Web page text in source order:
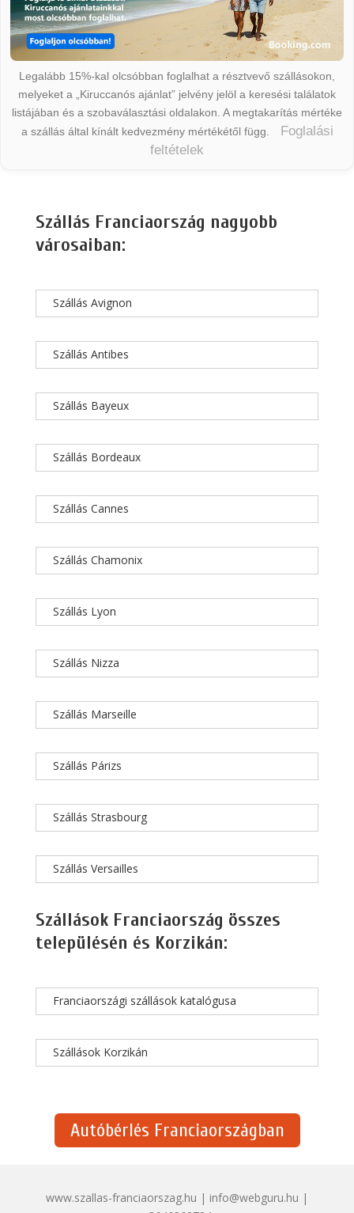
Legalább 15%-kal olcsóbban foglalhat a résztvevő szállásokon,
melyeket a „Kiruccanós ajánlat” jelvény jelöl a keresési találatok
listájában és a szobaválasztási oldalakon. A megtakarítás mértéke
a szállás által kínált kedvezmény mértékétől függ.
Foglalási
feltételek
Szállás Franciaország nagyobb
városaiban:
Szállás Avignon
Szállás Antibes
Szállás Bayeux
Szállás Bordeaux
Szállás Cannes
Szállás Chamonix
Szállás Lyon
Szállás Nizza
Szállás Marseille
Szállás Párizs
Szállás Strasbourg
Szállás Versailles
Szállások Franciaország összes
településén és Korzikán:
Franciaországi szállások katalógusa
Szállások Korzikán
Autóbérlés Franciaországban
www.szallas-franciaorszag.hu | info@webguru.hu |